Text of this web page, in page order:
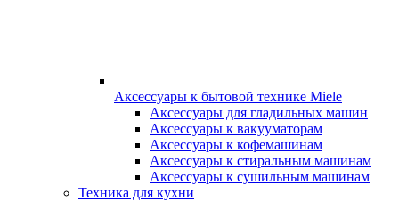
Аксессуары к бытовой технике Miele
Аксессуары для гладильных машин
Аксессуары к вакууматорам
Аксессуары к кофемашинам
Аксессуары к стиральным машинам
Аксессуары к сушильным машинам
Техника для кухни